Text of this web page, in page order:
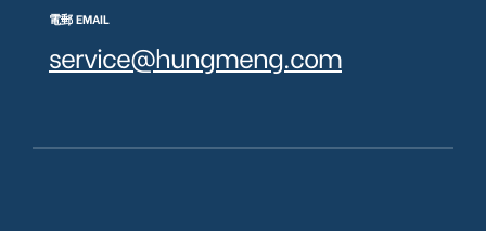
電郵 EMAIL
service@hungmeng.com